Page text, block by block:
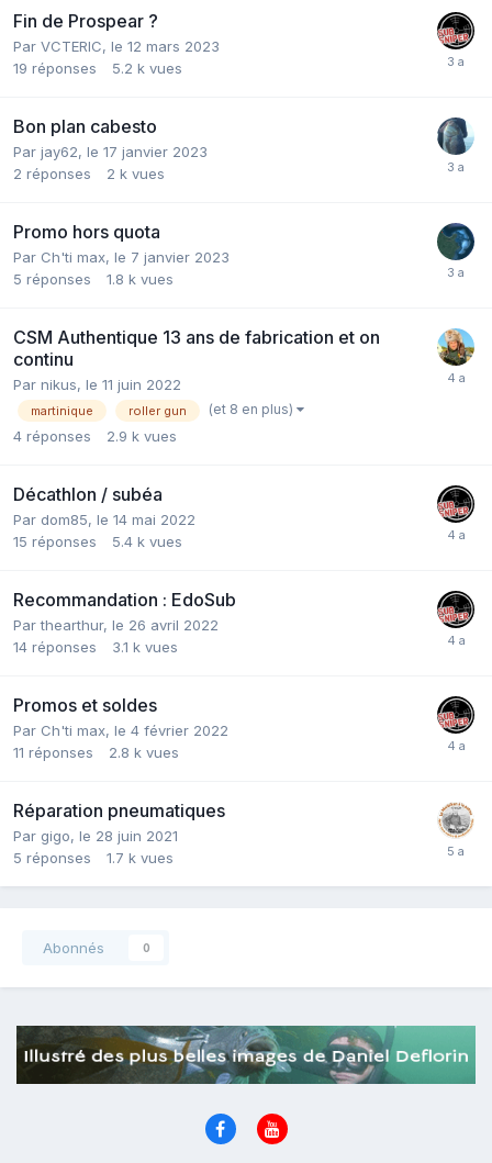
Fin de Prospear ?
Par VCTERIC, le 12 mars 2023
19 réponses 5.2 k vues
Bon plan cabesto
Par jay62, le 17 janvier 2023
2 réponses 2 k vues
Promo hors quota
Par Ch'ti max, le 7 janvier 2023
5 réponses 1.8 k vues
CSM Authentique 13 ans de fabrication et on
continu
Par nikus, le 11 juin 2022
martinique roller gun (et 8 en plus)
4 réponses 2.9 k vues
Décathlon / subéa
Par dom85, le 14 mai 2022
15 réponses 5.4 k vues
Recommandation : EdoSub
Parthearthur, le 26 avril 2022
14 réponses 3.1 k vues
Promos et soldes
Par Ch'ti max, le 4 février 2022
11 réponses 2.8 k vues
Réparation pneumatiques
Par gigo, le 28 juin 2021
5 réponses 1.7 k vues
Abonnés 0